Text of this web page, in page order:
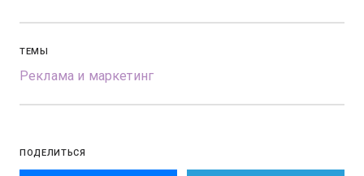
ТЕМЫ
Реклама и маркетинг
ПОДЕЛИТЬСЯ